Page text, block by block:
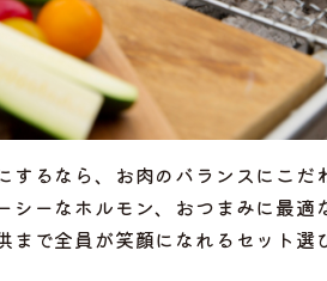
るなら、お肉のバランスにこだ
シーなホルモン、おつまみに最
で全員が笑顔になれるセット選